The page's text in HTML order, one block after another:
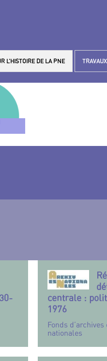
L’HISTOIRE DE LA PNE
centrale :
1976
Fonds
nationales